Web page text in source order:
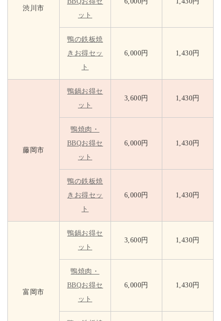
渋川市
ット
鴨の鉄板焼
きお得セッ
ト
6,000円 1,430円
藤岡市
鴨鍋お得セ
ット
3,600円 1,430円
鴨焼肉・
BBQお得セ
ット
6,000円 1,430円
鴨の鉄板焼
きお得セッ
ト
6,000円 1,430円
富岡市
鴨鍋お得セ
ット
3,600円 1,430円
鴨焼肉・
BBQお得セ
ット
6,000円 1,430円